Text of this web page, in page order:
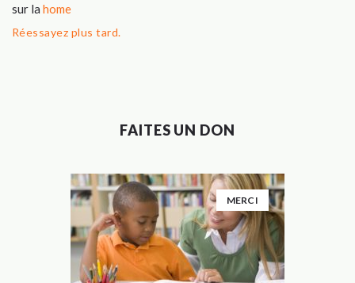
sur la home
Réessayez plus tard.
FAITES UN DON
MERCI